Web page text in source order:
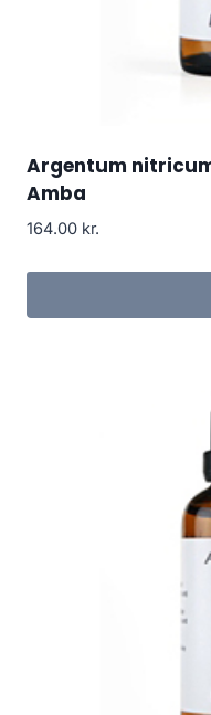
Argentum
Amba
164.00 kr.